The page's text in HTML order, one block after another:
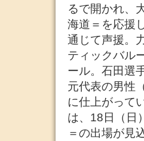
るで開かれ、
海道＝を応援
通じて声援。
ティックバル
ール。石田選
元代表の男性
に仕上がって
は、18日（日
＝の出場が見